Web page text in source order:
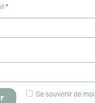
*Obligatoire
Se souvenir de moi